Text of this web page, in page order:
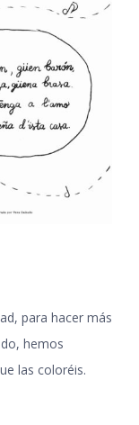
para hacer más
hemos
las coloréis.